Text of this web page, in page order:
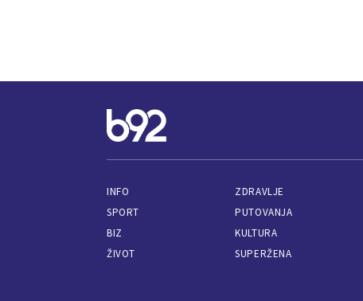
INFO
SPORT
BIZ
ŽIVOT
ZDRAVLJE
PUTOVANJA
KULTURA
SUPERŽENA